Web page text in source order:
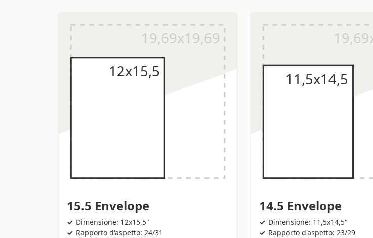
15.5 Envelope
Dimensione: 12x15,5"
Rapporto d'aspetto: 24/31
14.5 Envelope
Dimensione: 11,5x14,5"
Rapporto d'aspetto: 23/29